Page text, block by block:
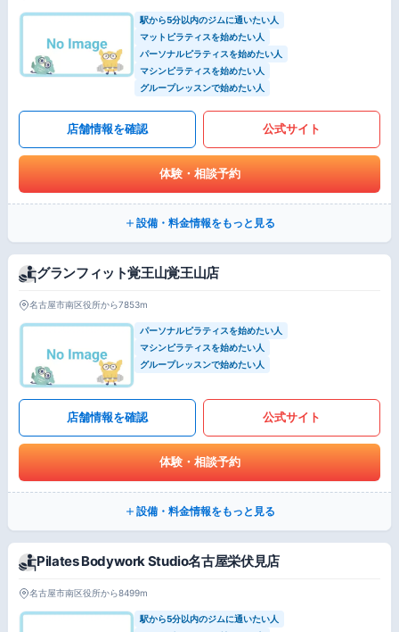
駅から5分以内のジムに通いたい人
マットピラティスを始めたい人
パーソナルピラティスを始めたい人
マシンピラティスを始めたい人
グループレッスンで始めたい人
店舗情報を確認 公式サイト
体験・相談予約
設備・料金情報をもっと見る
グランフィット覚王山覚王山店
名古屋市南区役所から7853m
パーソナルピラティスを始めたい人
マシンピラティスを始めたい人
グループレッスンで始めたい人
店舗情報を確認 公式サイト
体験・相談予約
設備・料金情報をもっと見る
Pilates Bodywork Studio名古屋栄伏見店
名古屋市南区役所から8499m
駅から5分以内のジムに通いたい人